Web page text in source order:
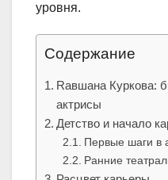
уровня.
Содержание
Rавшана Куркова:
актрисы
Детство и начало
Первые шаги в
Ранние